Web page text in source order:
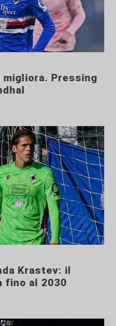
migliora. Pressing
Krastev: il
fino al 2030